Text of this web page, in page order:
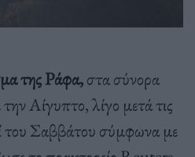
της Ράφα,στα σύνορα
την Αίγυπτο, λίγο μετά τις
του Σαββάτου σύμφωνα με